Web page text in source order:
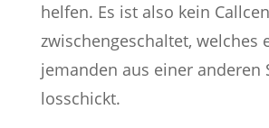
helfen. Es ist also kein
zwischengeschaltet, welches
jemanden aus einer anderen
losschickt.